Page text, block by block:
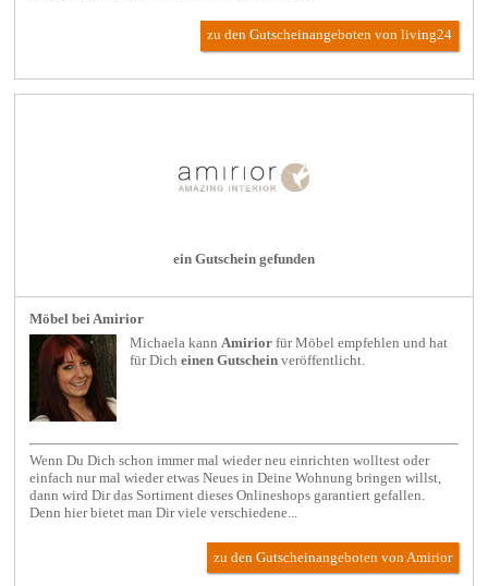
zu den Gutscheinangeboten von living24
ein Gutschein gefunden
Möbel bei Amirior
Michaela kannAmirior fürMöbel empfehlen und hat
für Dicheinen Gutschein veröffentlicht.
Wenn Du Dich schon immer mal wieder neu einrichten wolltest oder
einfach nur mal wieder etwas Neues in Deine Wohnung bringen willst,
dann wird Dir das Sortiment dieses Onlineshops garantiert gefallen.
Denn hier bietet man Dir viele verschiedene...
zu den Gutscheinangeboten von Amirior